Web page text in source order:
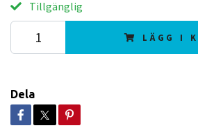
Tillgänglig
LÄGG I
Dela